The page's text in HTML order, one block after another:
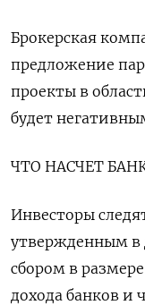
Брокерская
предложение
проекты в
будет
ЧТО НАСЧЕТ
Инвесторы
утвержденным в
сбором в
дохода банков и